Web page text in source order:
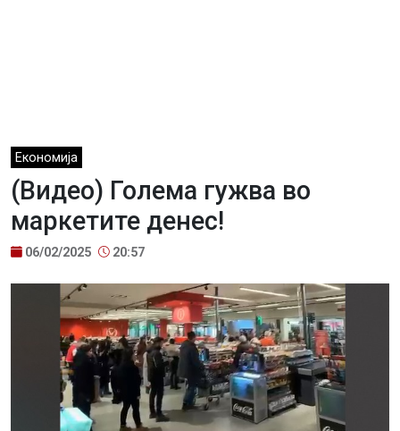
Економија
(Видео) Голема гужва во
маркетите денес!
06/02/2025 20:57